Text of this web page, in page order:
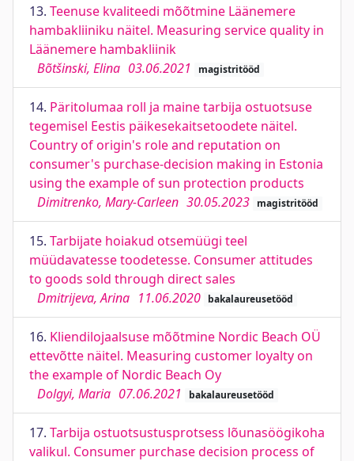
13. Teenuse kvaliteedi mõõtmine Läänemere
hambakliiniku näitel. Measuring service quality in
Läänemere hambakliinik
Bõtšinski, Elina 03.06.2021 magistritööd
14. Päritolumaa roll ja maine tarbija ostuotsuse
tegemisel Eestis päikesekaitsetoodete näitel.
Country of origin's role and reputation on
consumer's purchase-decision making in Estonia
using the example of sun protection products
Dimitrenko, Mary-Carleen 30.05.2023 magistritööd
15. Tarbijate hoiakud otsemüügi teel
müüdavatesse toodetesse. Consumer attitudes
to goods sold through direct sales
Dmitrijeva, Arina 11.06.2020 bakalaureusetööd
16. Kliendilojaalsuse mõõtmine Nordic Beach OÜ
ettevõtte näitel. Measuring customer loyalty on
the example of Nordic Beach Oy
Dolgyi, Maria 07.06.2021 bakalaureusetööd
17. Tarbija ostuotsustusprotsess lõunasöögikoha
valikul. Consumer purchase decision process of